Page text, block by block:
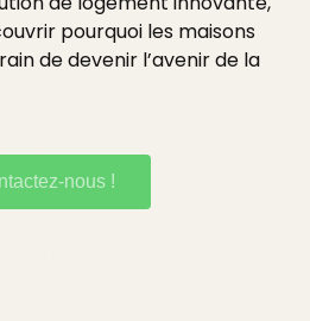
pourquoi les maisons
de devenir l’avenir de la
nous !